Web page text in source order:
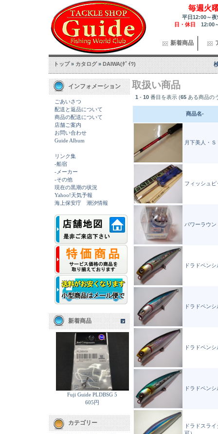
毎週火
平日12:00～
日・休日 12:00
新着商品
トップ»カタログ»DAIWA(ﾀﾞｲﾜ)
インフォメーション
ごあいさつ
配送と返品について
商品の配送について
店舗ご案内
お問い合わせ
Guide Album
リンク集
-船宿
-メーカー
-その他
現在の黒潮の状況
Yahoo!天気予報
海上保安庁 潮汐情報
新着商品
Fuji Guide PLDBSG 5
605円
カテゴリー
取扱い商品
1 - 10 番目を表示 (65 ある商品の
商品名-
月下美人・
フィッシュ
パワーラウ
ドラドペン
ドラドペン
ドラドペン
ドラドペン
ドラドスラ